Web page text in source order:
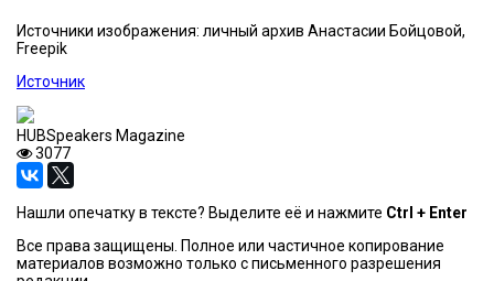
Источники изображения: личный архив Анастасии Бойцовой,
Freepik
Источник
HUBSpeakers Magazine
3077
Нашли опечатку в тексте? Выделите её и нажмите Ctrl + Enter
Все права защищены. Полное или частичное копирование
материалов возможно только с письменного разрешения